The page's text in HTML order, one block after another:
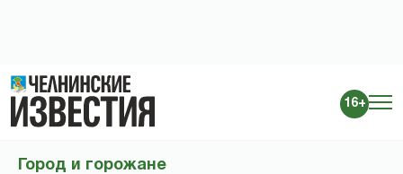
16+
Город и горожане